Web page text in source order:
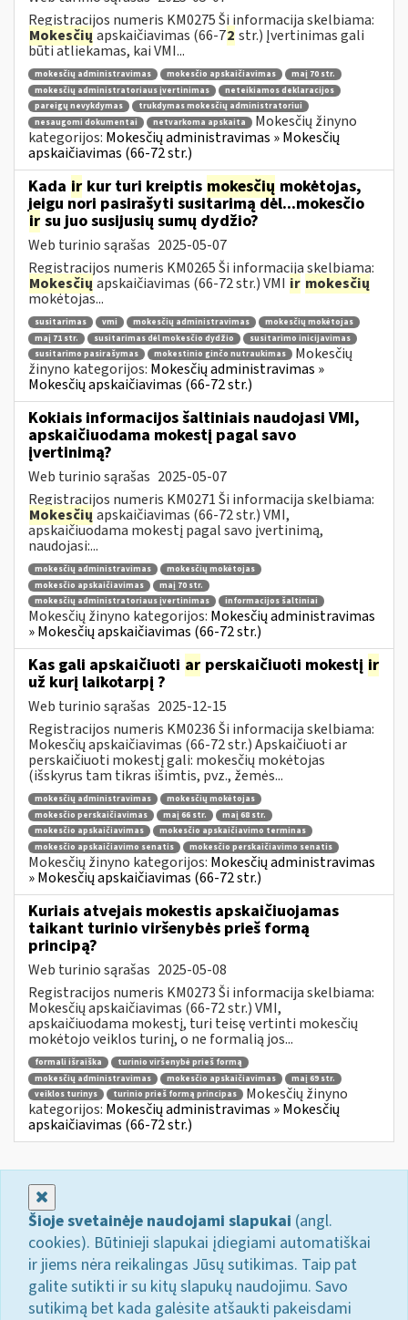
Registracijos numeris KM0275 Ši informacija skelbiama:
Mokesčių apskaičiavimas (66-72 str.) Įvertinimas gali
būti atliekamas, kai VMI...
mokesčių administravimas mokesčio apskaičiavimas
maį 70 str.
mokesčių administratoriaus įvertinimas
neteikiamos deklaracijos
pareigų nevykdymas
trukdymas mokesčių administratoriui
nesaugomi dokumentai
netvarkoma apskaita
Mokesčių žinyno
kategorijos: Mokesčių administravimas » Mokesčių
apskaičiavimas (66-72 str.)
Kada ir kur turi kreiptis mokesčių mokėtojas,
jeigu nori pasirašyti susitarimą dėl...mokesčio
ir su juo susijusių sumų dydžio?
Web turinio sąrašas 2025-05-07
Registracijos numeris KM0265 Ši informacija skelbiama:
Mokesčių apskaičiavimas (66-72 str.) VMI ir mokesčių
mokėtojas...
susitarimas vmi mokesčių administravimas
mokesčių mokėtojas
maį 71 str.
susitarimas dėl mokesčio dydžio
susitarimo inicijavimas
susitarimo pasirašymas
mokestinio ginčo nutraukimas
Mokesčių
žinyno kategorijos: Mokesčių administravimas »
Mokesčių apskaičiavimas (66-72 str.)
Kokiais informacijos šaltiniais naudojasi VMI,
apskaičiuodama mokestį pagal savo
įvertinimą?
Web turinio sąrašas 2025-05-07
Registracijos numeris KM0271 Ši informacija skelbiama:
Mokesčių apskaičiavimas (66-72 str.) VMI,
apskaičiuodama mokestį pagal savo įvertinimą,
naudojasi:...
mokesčių administravimas
mokesčių mokėtojas
mokesčio apskaičiavimas
maį 70 str.
mokesčių administratoriaus įvertinimas
informacijos šaltiniai
Mokesčių žinyno kategorijos: Mokesčių administravimas
» Mokesčių apskaičiavimas (66-72 str.)
Kas gali apskaičiuoti ar perskaičiuoti mokestį ir
už kurį laikotarpį ?
Web turinio sąrašas 2025-12-15
Registracijos numeris KM0236 Ši informacija skelbiama:
Mokesčių apskaičiavimas (66-72 str.) Apskaičiuoti ar
perskaičiuoti mokestį gali: mokesčių mokėtojas
(išskyrus tam tikras išimtis, pvz., žemės...
mokesčių administravimas
mokesčių mokėtojas
mokesčio perskaičiavimas
maį 66 str.
maį 68 str.
mokesčio apskaičiavimas
mokesčio apskaičiavimo terminas
mokesčio apskaičiavimo senatis
mokesčio perskaičiavimo senatis
Mokesčių žinyno kategorijos: Mokesčių administravimas
» Mokesčių apskaičiavimas (66-72 str.)
Kuriais atvejais mokestis apskaičiuojamas
taikant turinio viršenybės prieš formą
principą?
Web turinio sąrašas 2025-05-08
Registracijos numeris KM0273 Ši informacija skelbiama:
Mokesčių apskaičiavimas (66-72 str.) VMI,
apskaičiuodama mokestį, turi teisę vertinti mokesčių
mokėtojo veiklos turinį, o ne formalią jos...
formali išraiška
turinio viršenybė prieš formą
mokesčių administravimas
mokesčio apskaičiavimas
maį 69 str.
veiklos turinys
turinio prieš formą principas
Mokesčių žinyno
kategorijos: Mokesčių administravimas » Mokesčių
apskaičiavimas (66-72 str.)
Šioje svetainėje naudojami slapukai (angl.
cookies). Būtinieji slapukai įdiegiami automatiškai
ir jiems nėra reikalingas Jūsų sutikimas. Taip pat
galite sutikti ir su kitų slapukų naudojimu. Savo
sutikimą bet kada galėsite atšaukti pakeisdami